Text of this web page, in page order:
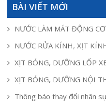
BÀI VIẾT MỚI
NƯỚC LÀM MÁT ĐỘNG
NƯỚC RỬA KÍNH, XỊT
XỊT BÓNG, DƯỠNG LỐP
XỊT BÓNG, DƯỠNG NỘI
Thông báo thay đổi nhân